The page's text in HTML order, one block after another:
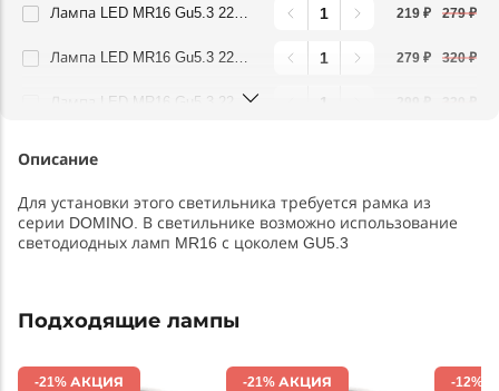
Лампа LED MR16 Gu5.3 220V 4,5W 4000K FR Lightstar 940204 219 ₽ 279 ₽
Лампа LED MR16 Gu5.3 220V 6,5W 3000K FR Lightstar 940212 279 ₽ 320 ₽
Лампа LED MR16 Gu5.3 220V 6,5W 4000K FR Lightstar 940214
Описание
Для установки этого светильника требуется рамка из
серии DOMINO. В светильнике возможно использование
светодиодных ламп MR16 с цоколем GU5.3
Подходящие лампы
-21% АКЦИЯ -21% АКЦИЯ -12%